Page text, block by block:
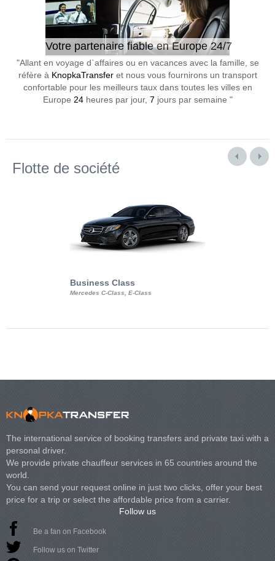
Votre partenaire fiable en Europe 24/7
"Allant en voyage d`affaires ou en vacances avec la famille, se
réfère à KnopkaTransfer et nous vous fournirons un transport
confortable pour les meilleurs taux dans toutes les villes en
Europe 24 heures par jour, 7 jours par semaine "
Flotte de société
Business Class
Mercedes C-Class, E-Class
The international service of booking transfers and private taxi with a
personal driver.
We provide private chauffeur services in 65 countries around the
world.
You can send your request online in just two clicks, offer your best
price for a trip or select the affordable price from a carrier.
Follow us
Be a fan on Facebook
Follow us on Twitter